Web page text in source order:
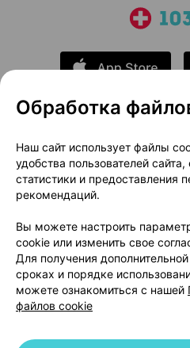
О проекте
Размещение рекламы
Публичный
Способы оплаты
Написать
Написать в
Персональные
Обработка
Наш сайт использует файлы
удобства пользователей
статистики и предоставления
рекомендаций.
Вы можете настроить
cookie или изменить свое
Для получения
сроках и порядке
можете ознакомиться с нашей
файлов cookie